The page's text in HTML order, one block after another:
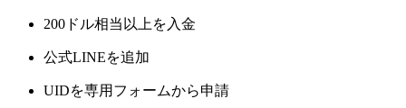
200ドル相当以上を入金
公式LINEを追加
UIDを専用フォームから申請